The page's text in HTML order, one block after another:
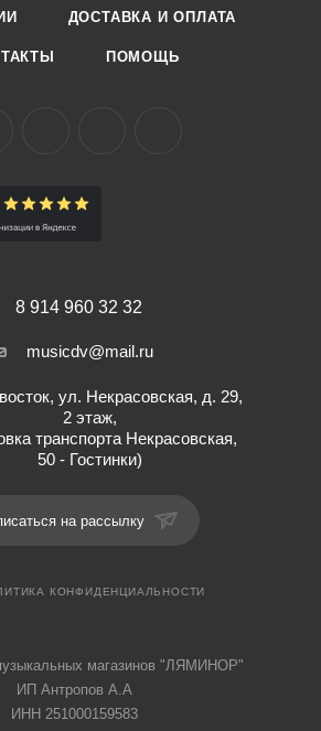
ДОСТАВКА И ОПЛАТА
ПОМОЩЬ
8 914 960 32 32
musicdv@mail.ru
ул. Некрасовская, д. 29,
2 этаж,
транспорта Некрасовская,
50 - Гостинки)
на рассылку
КОНФИДЕНЦИАЛЬНОСТИ
магазинов "ЛЯМИНОР"
ИП Антропов А.А
ИНН 251000159583